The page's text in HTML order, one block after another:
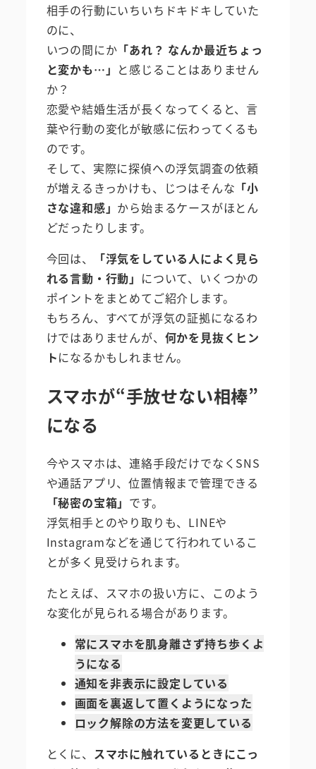
相手の行動にいちいちドキドキしていた
のに、
いつの間にか 「あれ？ なんか最近ちょっ
と変かも…」 と感じることはありません
か？
恋愛や結婚生活が長くなってくると、言
葉や行動の変化が敏感に伝わってくるも
のです。
そして、実際に探偵への浮気調査の依頼
が増えるきっかけも、じつはそんな 「小
さな違和感」 から始まるケースがほとん
どだったりします。
今回は、
「浮気をしている人によく見ら
れる言動・行動」 について、いくつかの
ポイントをまとめてご紹介します。
もちろん、すべてが浮気の証拠になるわ
けではありませんが、 何かを見抜くヒン
トになるかもしれません。
スマホが“手放せない相棒”
になる
今やスマホは、連絡手段だけでなくSNS
や通話アプリ、位置情報まで管理できる
「秘密の宝箱」 です。
浮気相手とのやり取りも、LINEや
Instagramなどを通じて行われているこ
とが多く見受けられます。
たとえば、スマホの扱い方に、このよう
な変化が見られる場合があります。
常にスマホを肌身離さず持ち歩くよ
うになる
通知を非表示に設定している
画面を裏返して置くようになった
ロック解除の方法を変更している
とくに、 スマホに触れているときにこっ